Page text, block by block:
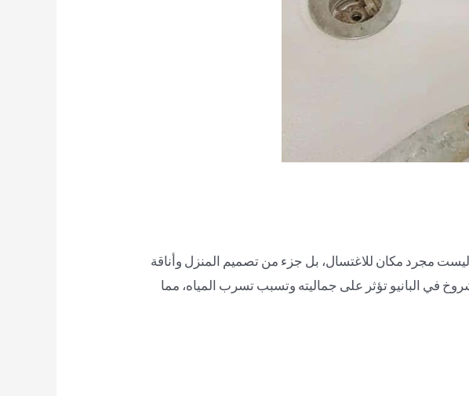
مجرد مكان للاغتسال، بل جزء من تصميم المنزل وأناقة
في البانيو تؤثر على جماليته وتسبب تسرب المياه، مما